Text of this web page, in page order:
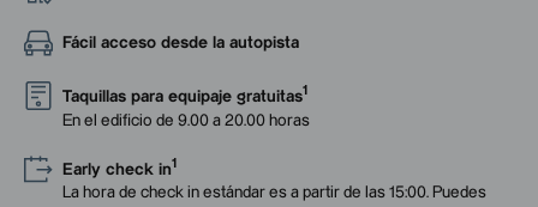
Fácil acceso desde la autopista
Taquillas para equipaje gratuitas1
En el edificio de 9.00 a 20.00 horas
Early check in1
La hora de check in estándar es a partir de las 15:00. Puedes